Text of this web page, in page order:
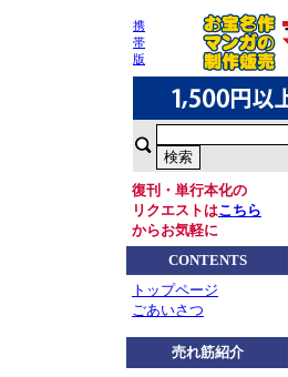
携
帯
版
復刊・単行本化の
リクエストはこちら
からお気軽に
CONTENTS
トップページ
ごあいさつ
売れ筋紹介